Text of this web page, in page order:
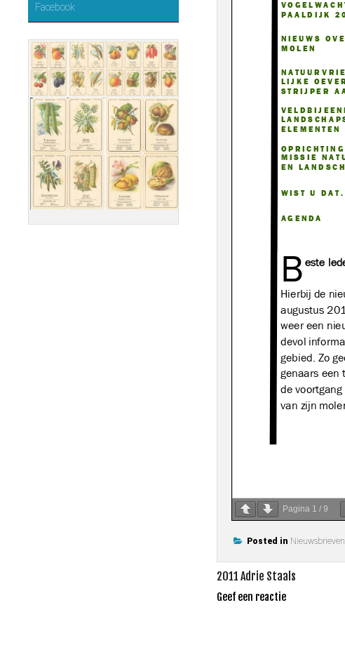
Pagina 1 /9
Posted in Nieuwsbrieven
Bericht
navigatie
2011 Adrie Staals
Geef een reactie
Facebook